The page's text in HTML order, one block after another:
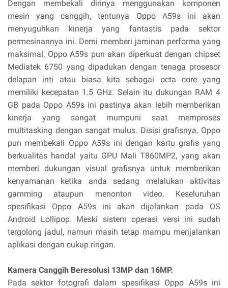
Dengan membekali dirinya menggunakan komponen
mesin yang canggih, tentunya Oppo A59s ini akan
menyuguhkan kinerja yang fantastis pada sektor
permesinannya ini. Demi memberi jaminan performa yang
maksimal, Oppo A59s pun akan diperkuat dengan chipset
Mediatek 6750 yang dipadukan dengan tenaga prosesor
delapan inti atau biasa kita sebagai octa core yang
memiliki kecepatan 1.5 GHz. Selain itu dukungan RAM 4
GB pada Oppo A59s ini pastinya akan lebih memberikan
kinerja yang sangat mumpuni saat memproses
multitasking dengan sangat mulus. Disisi grafisnya, Oppo
pun membekali Oppo A59s ini dengan kartu grafis yang
berkualitas handal yaitu GPU Mali T860MP2, yang akan
memberi dukungan visual grafisnya untuk memberikan
kenyamanan ketika anda sedang melalukan aktivitas
gamming ataupun menonton video. Keseluruhan
spesifikasi Oppo A59s ini akan dijalankan pada OS
Android Lollipop. Meski sistem operasi versi ini sudah
tergolong jadul, namun masih tetap mampu menjalankan
aplikasi dengan cukup ringan.
Kamera Canggih Beresolusi 13MP dan 16MP.
Pada sektor fotografi dalam spesifikasi Oppo A59s ini